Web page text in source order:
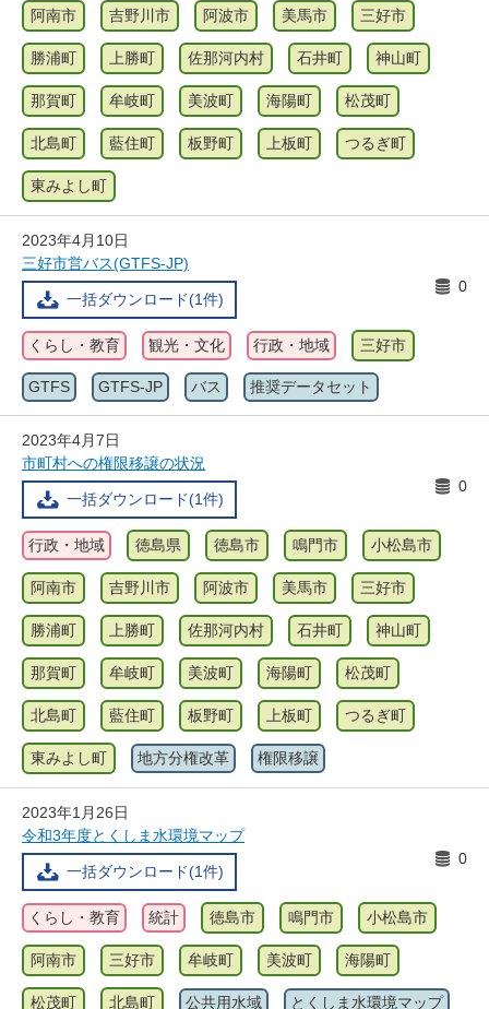
阿南市 吉野川市 阿波市 美馬市 三好市
勝浦町 上勝町 佐那河内村 石井町 神山町
那賀町 牟岐町 美波町 海陽町 松茂町
北島町 藍住町 板野町 上板町 つるぎ町
東みよし町
2023年4月10日
三好市営バス(GTFS-JP)
一括ダウンロード(1件)
0
くらし・教育 観光・文化 行政・地域 三好市
GTFS GTFS-JP バス 推奨データセット
2023年4月7日
市町村への権限移譲の状況
一括ダウンロード(1件)
0
行政・地域 徳島県 徳島市 鳴門市 小松島市
阿南市 吉野川市 阿波市 美馬市 三好市
勝浦町 上勝町 佐那河内村 石井町 神山町
那賀町 牟岐町 美波町 海陽町 松茂町
北島町 藍住町 板野町 上板町 つるぎ町
東みよし町 地方分権改革 権限移譲
2023年1月26日
令和3年度とくしま水環境マップ
一括ダウンロード(1件)
0
くらし・教育 統計 徳島市 鳴門市 小松島市
阿南市 三好市 牟岐町 美波町 海陽町
松茂町 北島町 公共用水域 とくしま水環境マップ